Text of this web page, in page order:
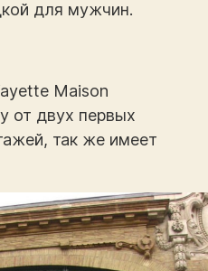
для мужчин.
Maison
от двух первых
так же имеет